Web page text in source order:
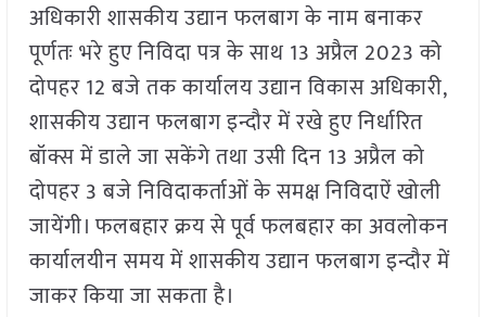
अधिकारी शासकीय उद्यान फलबाग के नाम बनाकर
पूर्णतः भरे हुए निविदा पत्र के साथ 13 अप्रैल 2023 को
दोपहर 12 बजे तक कार्यालय उद्यान विकास अधिकारी,
शासकीय उद्यान फलबाग इन्दौर में रखे हुए निर्धारित
बॉक्स में डाले जा सकेंगे तथा उसी दिन 13 अप्रैल को
दोपहर 3 बजे निविदाकर्ताओं के समक्ष निविदाऐं खोली
जायेंगी। फलबहार क्रय से पूर्व फलबहार का अवलोकन
कार्यालयीन समय में शासकीय उद्यान फलबाग इन्दौर में
जाकर किया जा सकता है।